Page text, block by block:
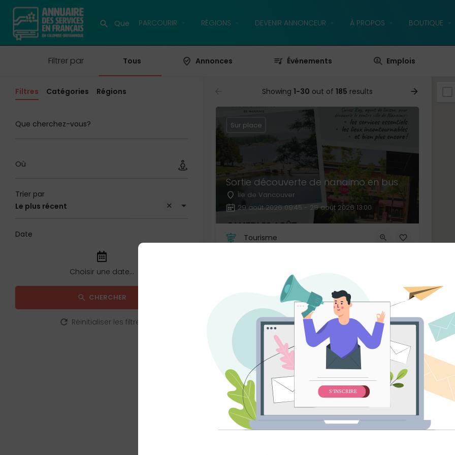
PARCOURIR RÉGIONS DEVENIR ANNONCEUR À PROPOS BOUTIQUE
Filtrer par Tous Annonces Événements Emplois
Filtres Catégories Régions
Que cherchez-vous?
Où
Le plus récent
Trier par
Date
CHERCHER
Réinitialiser les filtres
Showing 1-30 out of 185 results
Sortie découverte de nanaimo en bus
Île de Vancouver
29 août 2026 09:45 - 29 août 2026 13:00
Sur place
Tourisme
Assistant·e de direction
Grand Vancouver
Sur place